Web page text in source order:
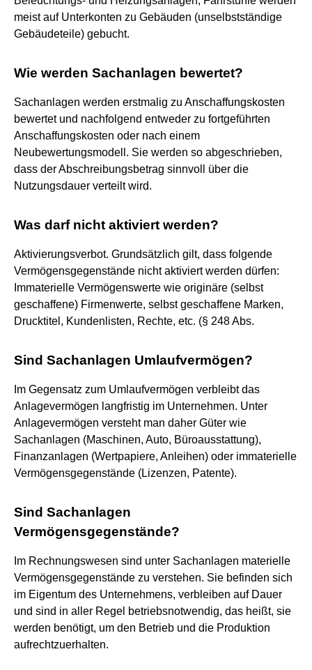
meist auf Unterkonten zu Gebäuden (unselbstständige
Gebäudeteile) gebucht.
Wie werden Sachanlagen bewertet?
Sachanlagen werden erstmalig zu Anschaffungskosten
bewertet und nachfolgend entweder zu fortgeführten
Anschaffungskosten oder nach einem
Neubewertungsmodell. Sie werden so abgeschrieben,
dass der Abschreibungsbetrag sinnvoll über die
Nutzungsdauer verteilt wird.
Was darf nicht aktiviert werden?
Aktivierungsverbot. Grundsätzlich gilt, dass folgende
Vermögensgegenstände nicht aktiviert werden dürfen:
Immaterielle Vermögenswerte wie originäre (selbst
geschaffene) Firmenwerte, selbst geschaffene Marken,
Drucktitel, Kundenlisten, Rechte, etc. (§ 248 Abs.
Sind Sachanlagen Umlaufvermögen?
Im Gegensatz zum Umlaufvermögen verbleibt das
Anlagevermögen langfristig im Unternehmen. Unter
Anlagevermögen versteht man daher Güter wie
Sachanlagen (Maschinen, Auto, Büroausstattung),
Finanzanlagen (Wertpapiere, Anleihen) oder immaterielle
Vermögensgegenstände (Lizenzen, Patente).
Sind Sachanlagen
Vermögensgegenstände?
Im Rechnungswesen sind unter Sachanlagen materielle
Vermögensgegenstände zu verstehen. Sie befinden sich
im Eigentum des Unternehmens, verbleiben auf Dauer
und sind in aller Regel betriebsnotwendig, das heißt, sie
werden benötigt, um den Betrieb und die Produktion
aufrechtzuerhalten.